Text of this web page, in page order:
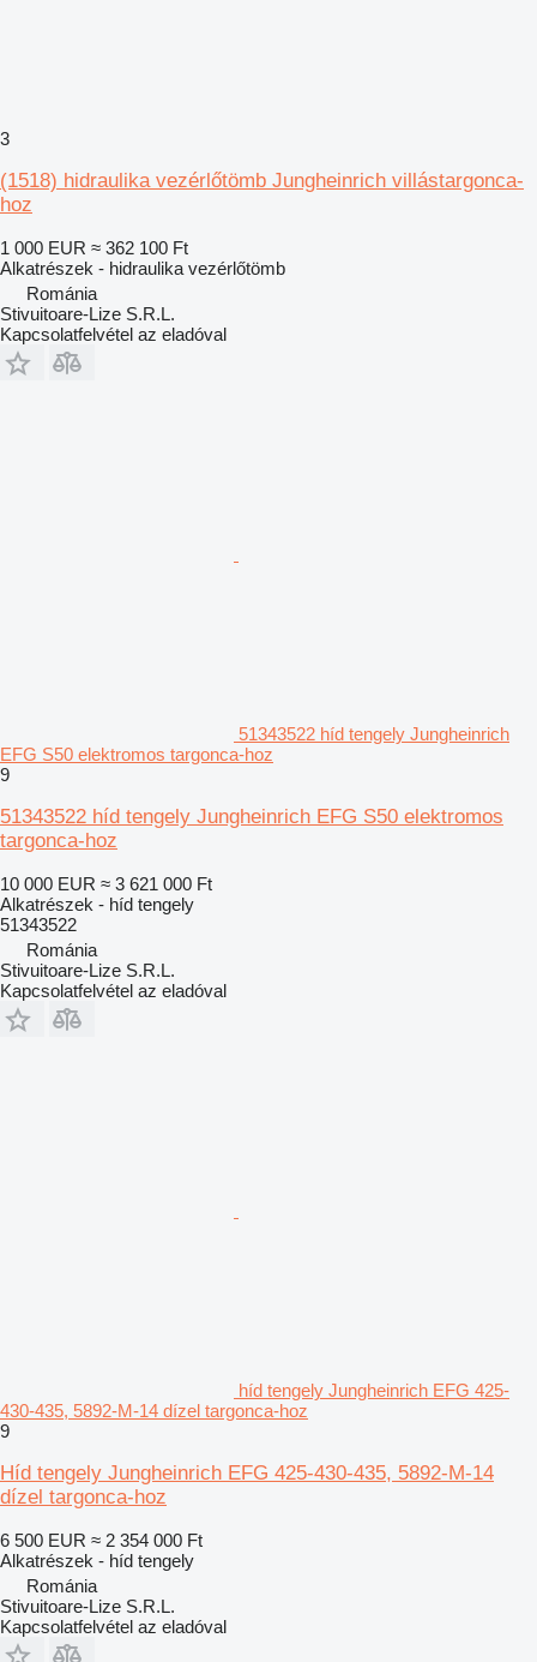
3
(1518) hidraulika vezérlőtömb Jungheinrich villástargonca-
hoz
1 000 EUR ≈ 362 100 Ft
Alkatrészek - hidraulika vezérlőtömb
Románia
Stivuitoare-Lize S.R.L.
Kapcsolatfelvétel az eladóval
51343522 híd tengely Jungheinrich
EFG S50 elektromos targonca-hoz
9
51343522 híd tengely Jungheinrich EFG S50 elektromos
targonca-hoz
10 000 EUR ≈ 3 621 000 Ft
Alkatrészek - híd tengely
51343522
Románia
Stivuitoare-Lize S.R.L.
Kapcsolatfelvétel az eladóval
híd tengely Jungheinrich EFG 425-
430-435, 5892-M-14 dízel targonca-hoz
9
Híd tengely Jungheinrich EFG 425-430-435, 5892-M-14
dízel targonca-hoz
6 500 EUR ≈ 2 354 000 Ft
Alkatrészek - híd tengely
Románia
Stivuitoare-Lize S.R.L.
Kapcsolatfelvétel az eladóval